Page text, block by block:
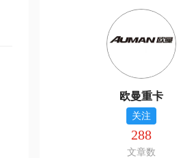
欧曼重卡
关注
288
文章数